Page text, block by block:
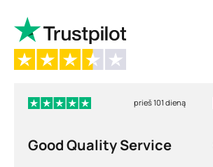
prieš 101 dieną
Good Quality Service